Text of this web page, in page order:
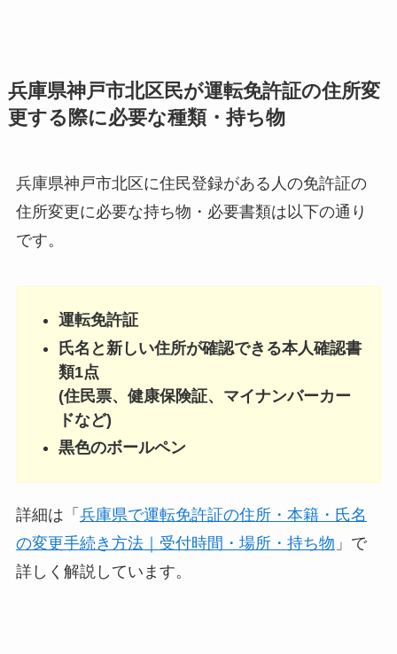
兵庫県神戸市北区民が運転免許証の住所変
更する際に必要な種類・持ち物
兵庫県神戸市北区に住民登録がある人の免許証の
住所変更に必要な持ち物・必要書類は以下の通り
です。
運転免許証
氏名と新しい住所が確認できる本人確認書
類1点
(住民票、健康保険証、マイナンバーカー
ドなど)
黒色のボールペン
詳細は「 兵庫県で運転免許証の住所・本籍・氏名
の変更手続き方法｜受付時間・場所・持ち物 」で
詳しく解説しています。